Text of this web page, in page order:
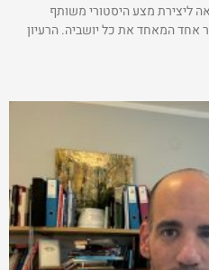
ליצירת מצע היסטורי משותף
המאחד את כל יושביה. הרעיון